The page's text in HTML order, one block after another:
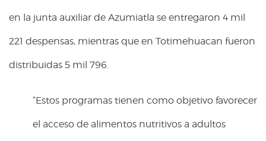
en la junta auxiliar de Azumiatla se entregaron 4 mil
221 despensas, mientras que en Totimehuacan fueron
distribuidas 5 mil 796.
“Estos programas tienen como objetivo favorecer
el acceso de alimentos nutritivos a adultos